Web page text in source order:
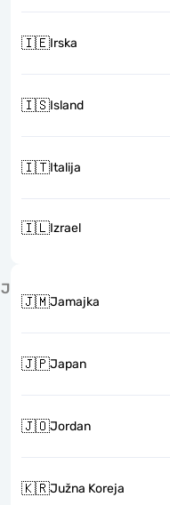
🇮🇪Irska
🇮🇸Island
🇮🇹Italija
🇮🇱Izrael
J
🇯🇲Jamajka
🇯🇵Japan
🇯🇴Jordan
🇰🇷Južna Koreja